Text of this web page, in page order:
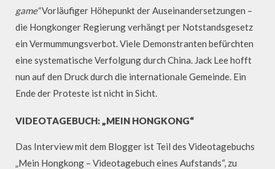
game“Vorläufiger Höhepunkt der Auseinandersetzungen –
die Hongkonger Regierung verhängt per Notstandsgesetz
ein Vermummungsverbot. Viele Demonstranten befürchten
eine systematische Verfolgung durch China. Jack Lee hofft
nun auf den Druck durch die internationale Gemeinde. Ein
Ende der Proteste ist nicht in Sicht.
VIDEOTAGEBUCH: „MEIN HONGKONG“
Das Interview mit dem Blogger ist Teil des Videotagebuchs
„Mein Hongkong – Videotagebuch eines Aufstands“, zu